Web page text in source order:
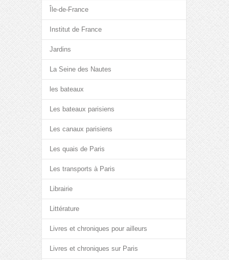
Île-de-France
Institut de France
Jardins
La Seine des Nautes
les bateaux
Les bateaux parisiens
Les canaux parisiens
Les quais de Paris
Les transports à Paris
Librairie
Littérature
Livres et chroniques pour ailleurs
Livres et chroniques sur Paris